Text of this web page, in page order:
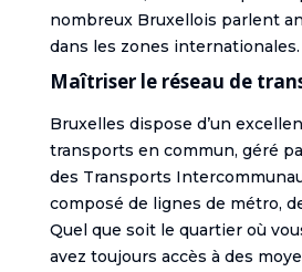
nombreux Bruxellois parlent
dans les zones internationales.
Maîtriser le réseau de
Bruxelles dispose d’un
transports en commun, géré
des Transports
composé de lignes de métro,
Quel que soit le quartier où
avez toujours accès à des